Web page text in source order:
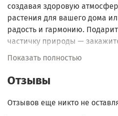
создавая здоровую
растения для вашего дома
радость и гармонию.
частичку природы —
прямо сейчас!
Показать полностью
Отзывы
Отзывов еще никто не